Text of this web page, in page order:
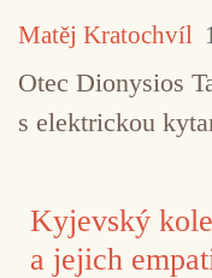
Michal Nejtek
Matěj Kratochvíl
Otec Dionysios
s elektrickou
Kyjevský
a jejich